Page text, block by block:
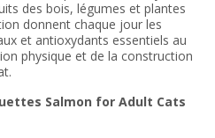
des bois, légumes et plantes
donnent chaque jour les
et antioxydants essentiels au
physique et de la construction
Salmon for Adult Cats